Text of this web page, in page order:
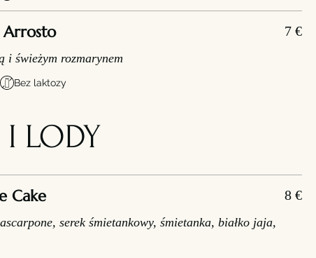
Arrosto
i świeżym rozmarynem
7 €
Bez laktozy
I LODY
Cake
serek śmietankowy, śmietanka, białko jaja,
8 €